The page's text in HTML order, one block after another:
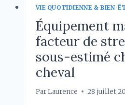
VIE QUOTIDIENNE & BIEN-
Équipement
facteur de
sous-estimé
cheval
Par Laurence 28 juillet